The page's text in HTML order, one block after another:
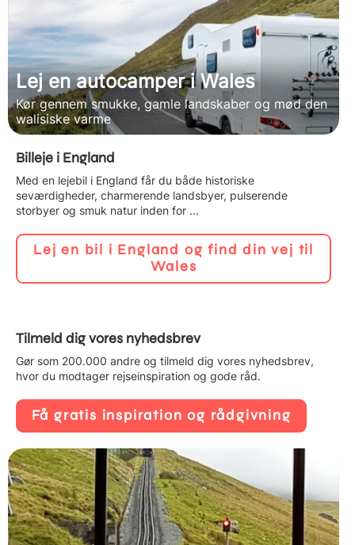
Lej en autocamper i Wales
Kør gennem smukke, gamle landskaber og mød den
walisiske varme
Billeje i England
Med en lejebil i England får du både historiske
seværdigheder, charmerende landsbyer, pulserende
storbyer og smuk natur inden for ...
Lej en bil i England og find din vej til
Wales
Tilmeld dig vores nyhedsbrev
Gør som 200.000 andre og tilmeld dig vores nyhedsbrev,
hvor du modtager rejseinspiration og gode råd.
Få gratis inspiration og rådgivning